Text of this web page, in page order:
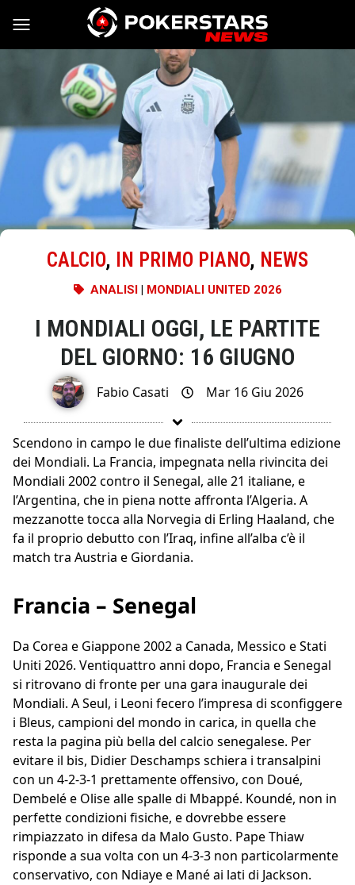
Vai al contenuto
CALCIO, IN PRIMO PIANO, NEWS
ANALISI| MONDIALI UNITED 2026
I MONDIALI OGGI, LE PARTITE
DEL GIORNO: 16 GIUGNO
Fabio Casati Mar 16 Giu 2026
Scendono in campo le due finaliste dell’ultima edizione
dei Mondiali. La Francia, impegnata nella rivincita dei
Mondiali 2002 contro il Senegal, alle 21 italiane, e
l’Argentina, che in piena notte affronta l’Algeria. A
mezzanotte tocca alla Norvegia di Erling Haaland, che
fa il proprio debutto con l’Iraq, infine all’alba c’è il
match tra Austria e Giordania.
Francia – Senegal
Da Corea e Giappone 2002 a Canada, Messico e Stati
Uniti 2026. Ventiquattro anni dopo, Francia e Senegal
si ritrovano di fronte per una gara inaugurale dei
Mondiali. A Seul, i Leoni fecero l’impresa di sconfiggere
i Bleus, campioni del mondo in carica, in quella che
resta la pagina più bella del calcio senegalese. Per
evitare il bis, Didier Deschamps schiera i transalpini
con un 4-2-3-1 prettamente offensivo, con Doué,
Dembelé e Olise alle spalle di Mbappé. Koundé, non in
perfette condizioni fisiche, e dovrebbe essere
rimpiazzato in difesa da Malo Gusto. Pape Thiaw
risponde a sua volta con un 4-3-3 non particolarmente
conservativo, con Ndiaye e Mané ai lati di Jackson.